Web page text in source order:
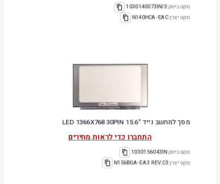
מקט ביטק:1030140073IN/3
מקט יצרן:N140HCA-EAC
מסך למחשב נייד "15.6 LED 1366X768 30PIN
התחברו כדי לראות מחירים
מקט ביטק:1030156043IN
מקט יצרן:N156BGA-EA3 REV.C3